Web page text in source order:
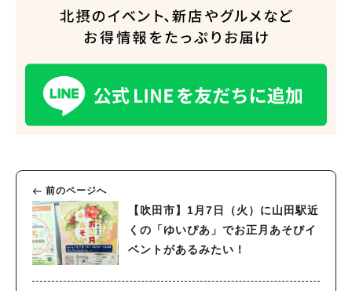
前のページへ
【吹田市】1月7日（火）に山田駅近
くの「ゆいぴあ」でお正月あそびイ
ベントがあるみたい！